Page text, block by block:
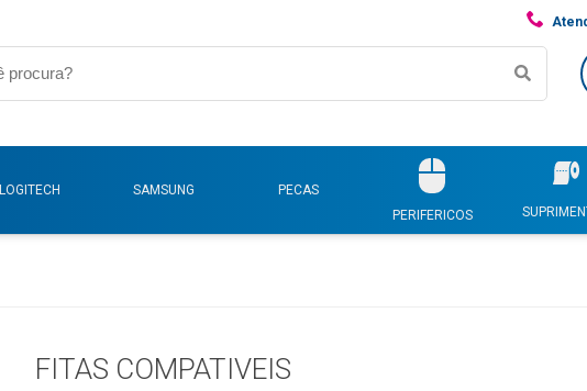
LOGITECH SAMSUNG
PECAS
PERIFERICOS
FITAS COMPATIVEIS